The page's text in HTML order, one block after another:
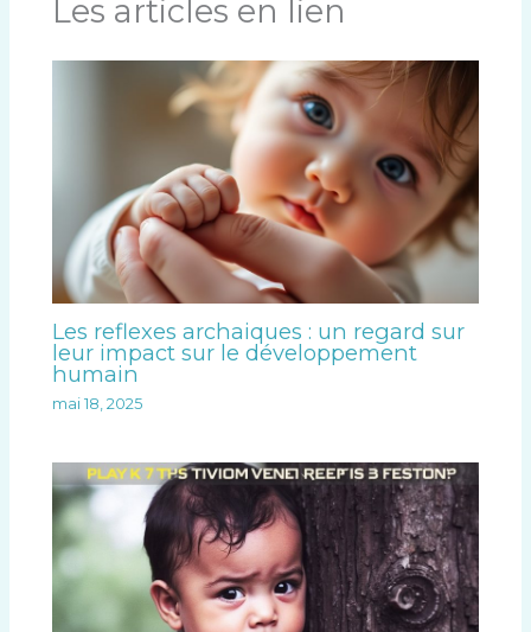
Les articles en lien
Les reflexes archaiques : un regard sur
leur impact sur le développement
humain
mai 18, 2025